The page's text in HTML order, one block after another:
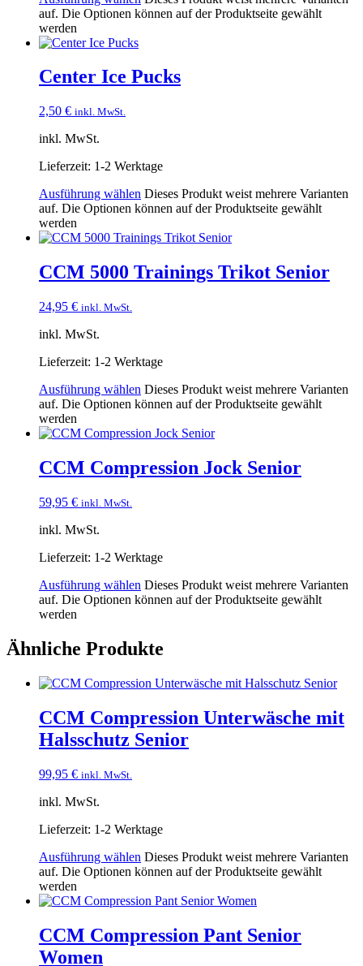
auf. Die Optionen können auf der Produktseite gewählt
werden
Center Ice Pucks
2,50 € inkl. MwSt.
inkl. MwSt.
Lieferzeit: 1-2 Werktage
Ausführung wählen Dieses Produkt weist mehrere Varianten
auf. Die Optionen können auf der Produktseite gewählt
werden
CCM 5000 Trainings Trikot Senior
24,95 € inkl. MwSt.
inkl. MwSt.
Lieferzeit: 1-2 Werktage
Ausführung wählen Dieses Produkt weist mehrere Varianten
auf. Die Optionen können auf der Produktseite gewählt
werden
CCM Compression Jock Senior
59,95 € inkl. MwSt.
inkl. MwSt.
Lieferzeit: 1-2 Werktage
Ausführung wählen Dieses Produkt weist mehrere Varianten
auf. Die Optionen können auf der Produktseite gewählt
werden
Ähnliche Produkte
CCM Compression Unterwäsche mit
Halsschutz Senior
99,95 € inkl. MwSt.
inkl. MwSt.
Lieferzeit: 1-2 Werktage
Ausführung wählen Dieses Produkt weist mehrere Varianten
auf. Die Optionen können auf der Produktseite gewählt
werden
CCM Compression Pant Senior
Women